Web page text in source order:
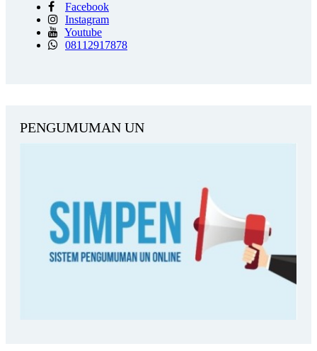
Facebook
Instagram
Youtube
08112917878
PENGUMUMAN UN